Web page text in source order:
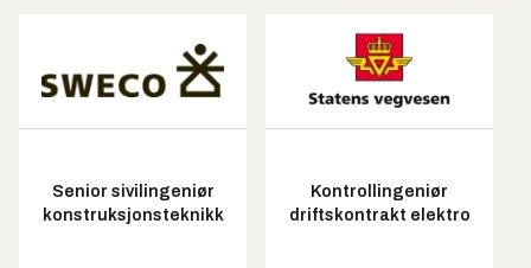
Senior sivilingeniør
konstruksjonsteknikk
Kontrollingeniør
driftskontrakt elektro